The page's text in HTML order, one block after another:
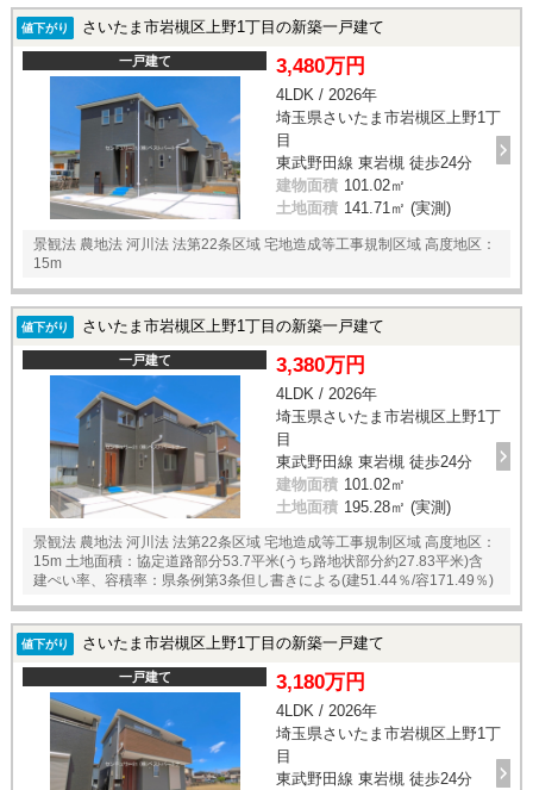
値下がり さいたま市岩槻区上野1丁目の新築一戸建て
一戸建て 3,480万円
4LDK / 2026年
埼玉県さいたま市岩槻区上野1丁
目
東武野田線 東岩槻 徒歩24分
建物面積 101.02㎡
土地面積 141.71㎡ (実測)
景観法 農地法 河川法 法第22条区域 宅地造成等工事規制区域 高度地区：
15m
値下がり さいたま市岩槻区上野1丁目の新築一戸建て
一戸建て 3,380万円
4LDK / 2026年
埼玉県さいたま市岩槻区上野1丁
目
東武野田線 東岩槻 徒歩24分
建物面積 101.02㎡
土地面積 195.28㎡ (実測)
景観法 農地法 河川法 法第22条区域 宅地造成等工事規制区域 高度地区：
15m 土地面積：協定道路部分53.7平米(うち路地状部分約27.83平米)含
建ぺい率、容積率：県条例第3条但し書きによる(建51.44％/容171.49％)
値下がり さいたま市岩槻区上野1丁目の新築一戸建て
一戸建て 3,180万円
4LDK / 2026年
埼玉県さいたま市岩槻区上野1丁
目
東武野田線 東岩槻 徒歩24分